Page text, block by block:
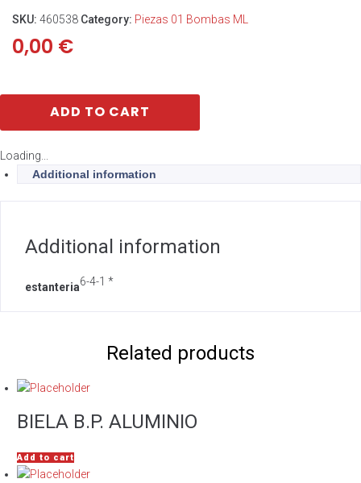
SKU: 460538 Category: Piezas 01 Bombas ML
0,00 €
ADD TO CART
Loading...
Additional information
Additional information
estanteria6-4-1 *
Related products
BIELA B.P. ALUMINIO
Add to cart